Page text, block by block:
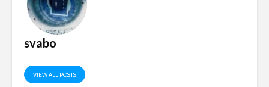
svabo
VIEW ALL POSTS